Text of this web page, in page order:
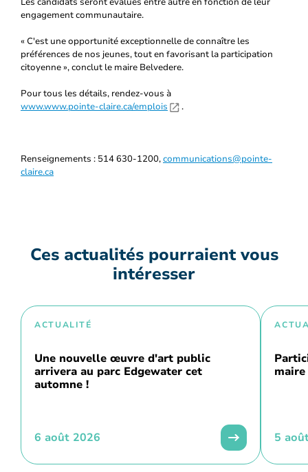
engagement communautaire.
« C'est une opportunité exceptionnelle de connaître les
préférences de nos jeunes, tout en favorisant la participation
citoyenne », conclut le maire Belvedere.
Pour tous les détails, rendez-vous à
www.www.pointe-claire.ca/emplois
.
Renseignements : 514 630-1200,communications@pointe-
claire.ca
Ces actualités pourraient vous
intéresser
ACTUALITÉ
Une nouvelle œuvre d'art public
arrivera au parc Edgewater cet
automne !
6 août 2026
maire
5